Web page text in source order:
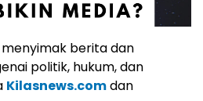
berita dan
politik, hukum, dan
Kilasnews.comdan